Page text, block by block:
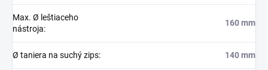
Max. Ø leštiaceho
nástroja:
160 mm
Ø taniera na suchý zips: 140 mm